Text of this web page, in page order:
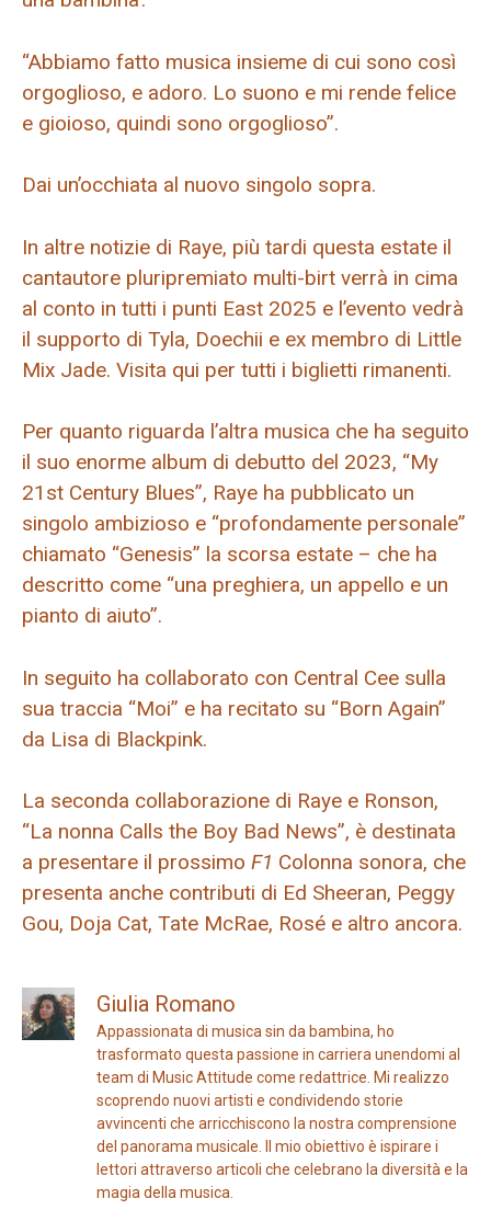
“Abbiamo fatto musica insieme di cui sono così
orgoglioso, e adoro. Lo suono e mi rende felice
e gioioso, quindi sono orgoglioso”.
Dai un’occhiata al nuovo singolo sopra.
In altre notizie di Raye, più tardi questa estate il
cantautore pluripremiato multi-birt verrà in cima
al conto in tutti i punti East 2025 e l’evento vedrà
il supporto di Tyla, Doechii e ex membro di Little
Mix Jade. Visita qui per tutti i biglietti rimanenti.
Per quanto riguarda l’altra musica che ha seguito
il suo enorme album di debutto del 2023, “My
21st Century Blues”, Raye ha pubblicato un
singolo ambizioso e “profondamente personale”
chiamato “Genesis” la scorsa estate – che ha
descritto come “una preghiera, un appello e un
pianto di aiuto”.
In seguito ha collaborato con Central Cee sulla
sua traccia “Moi” e ha recitato su “Born Again”
da Lisa di Blackpink.
La seconda collaborazione di Raye e Ronson,
“La nonna Calls the Boy Bad News”, è destinata
a presentare il prossimo F1 Colonna sonora, che
presenta anche contributi di Ed Sheeran, Peggy
Gou, Doja Cat, Tate McRae, Rosé e altro ancora.
Giulia Romano
Appassionata di musica sin da bambina, ho
trasformato questa passione in carriera unendomi al
team di Music Attitude come redattrice. Mi realizzo
scoprendo nuovi artisti e condividendo storie
avvincenti che arricchiscono la nostra comprensione
del panorama musicale. Il mio obiettivo è ispirare i
lettori attraverso articoli che celebrano la diversità e la
magia della musica.